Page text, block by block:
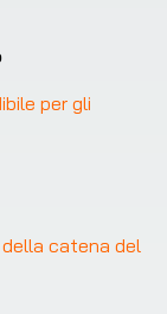
per gli
catena del